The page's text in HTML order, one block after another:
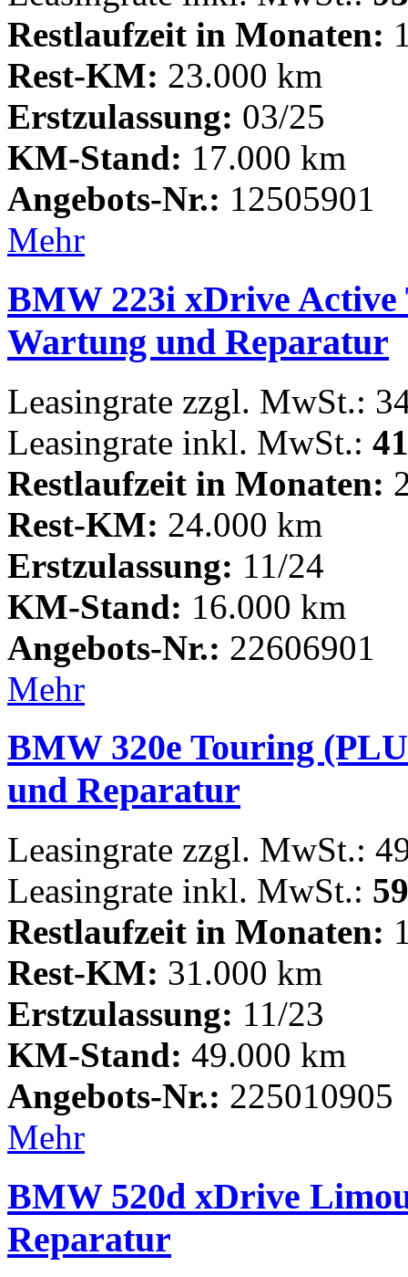
Restlaufzeit in Monaten:
Rest-KM: 23.000 km
Erstzulassung: 03/25
KM-Stand: 17.000 km
Angebots-Nr.: 12505901
Mehr
BMW 223i xDrive
Wartung und Reparatur
Leasingrate zzgl. MwSt.:
Leasingrate inkl. MwSt.:
Restlaufzeit in Monaten:
Rest-KM: 24.000 km
Erstzulassung: 11/24
KM-Stand: 16.000 km
Angebots-Nr.: 22606901
Mehr
BMW 320e Touring
und Reparatur
Leasingrate zzgl. MwSt.:
Leasingrate inkl. MwSt.:
Restlaufzeit in Monaten:
Rest-KM: 31.000 km
Erstzulassung: 11/23
KM-Stand: 49.000 km
Angebots-Nr.: 225010905
Mehr
BMW 520d xDrive
Reparatur